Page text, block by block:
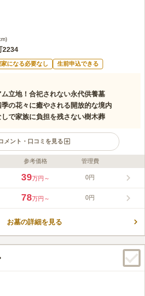
)
2234
になる必要なし 生前申込できる
立地！合祀されない永代供養墓
の花々に癒やされる開放的な境内
で家族に負担を残さない樹木葬
メント・口コミを見る
ント
は、本堂前のプレミアムな立地で手厚い供養が
方と遺骨が混ざらず、合祀されない個別安置スタ
費や寄付金も一切不要で、後継者に経済的負担を
花々に囲まれた美しい境内で、大切なご家族と穏
価されていません。
参考価格 管理費
39万円～ 0円
78万円～ 0円
お墓の詳細を見る